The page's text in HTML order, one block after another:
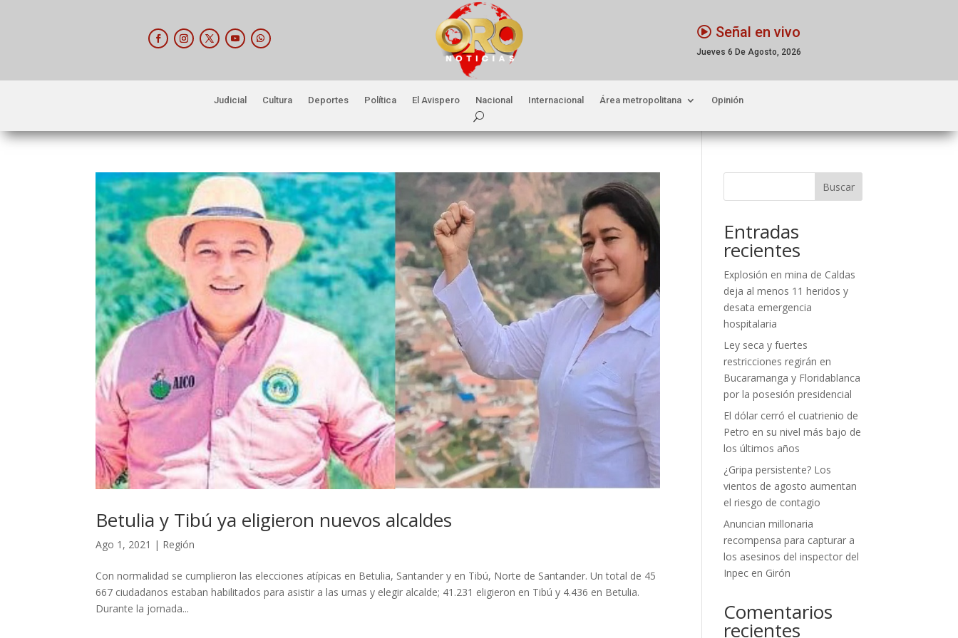
Señal en vivo
Jueves 6 De Agosto, 2026
Judicial Cultura Deportes Política El Avispero Nacional Internacional Área metropolitana Opinión
Betulia y Tibú ya eligieron nuevos alcaldes
Ago 1, 2021 | Región
Con normalidad se cumplieron las elecciones atípicas en Betulia, Santander y en Tibú, Norte de Santander. Un total de 45
667 ciudadanos estaban habilitados para asistir a las urnas y elegir alcalde; 41.231 eligieron en Tibú y 4.436 en Betulia.
Durante la jornada...
Buscar
Entradas
recientes
Explosión en mina de Caldas
deja al menos 11 heridos y
desata emergencia
hospitalaria
Ley seca y fuertes
restricciones regirán en
Bucaramanga y Floridablanca
por la posesión presidencial
El dólar cerró el cuatrienio de
Petro en su nivel más bajo de
los últimos años
¿Gripa persistente? Los
vientos de agosto aumentan
el riesgo de contagio
Anuncian millonaria
recompensa para capturar a
los asesinos del inspector del
Inpec en Girón
Comentarios
recientes